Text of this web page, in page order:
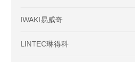
IWAKI易威奇
LINTEC琳得科